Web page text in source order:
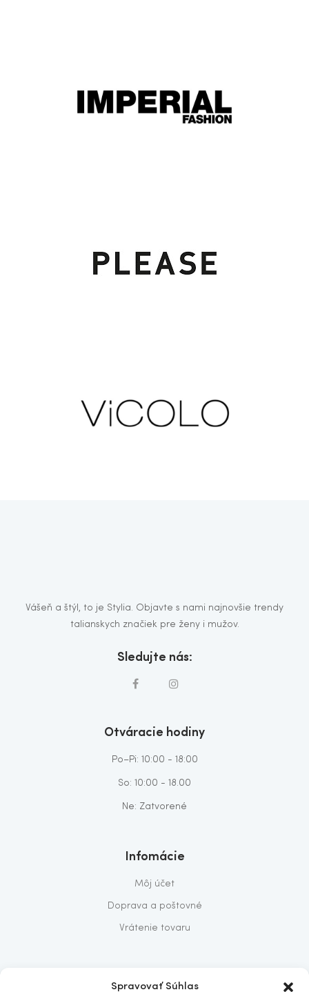
Spravovať Súhlas
Vášeň a štýl, to je Stylia. Objavte s nami najnovšie trendy
talianskych značiek pre ženy i mužov.
Sledujte nás:
Otváracie hodiny
Po–Pi: 10:00 - 18:00
So: 10:00 - 18.00
Ne: Zatvorené
Infomácie
Môj účet
Doprava a poštovné
Vrátenie tovaru